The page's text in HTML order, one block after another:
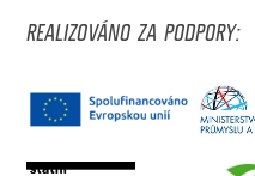
REALIZOVÁNO ZA PODPORY: